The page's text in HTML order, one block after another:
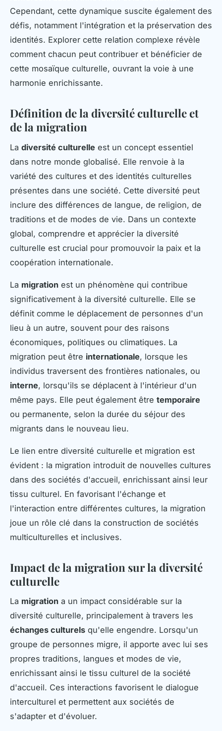
Cependant, cette dynamique suscite également des
défis, notamment l'intégration et la préservation des
identités. Explorer cette relation complexe révèle
comment chacun peut contribuer et bénéficier de
cette mosaïque culturelle, ouvrant la voie à une
harmonie enrichissante.
Définition de la diversité culturelle et
de la migration
La diversité culturelle est un concept essentiel
dans notre monde globalisé. Elle renvoie à la
variété des cultures et des identités culturelles
présentes dans une société. Cette diversité peut
inclure des différences de langue, de religion, de
traditions et de modes de vie. Dans un contexte
global, comprendre et apprécier la diversité
culturelle est crucial pour promouvoir la paix et la
coopération internationale.
La migration est un phénomène qui contribue
significativement à la diversité culturelle. Elle se
définit comme le déplacement de personnes d'un
lieu à un autre, souvent pour des raisons
économiques, politiques ou climatiques. La
migration peut être internationale, lorsque les
individus traversent des frontières nationales, ou
interne, lorsqu'ils se déplacent à l'intérieur d'un
même pays. Elle peut également être temporaire
ou permanente, selon la durée du séjour des
migrants dans le nouveau lieu.
Le lien entre diversité culturelle et migration est
évident : la migration introduit de nouvelles cultures
dans des sociétés d'accueil, enrichissant ainsi leur
tissu culturel. En favorisant l'échange et
l'interaction entre différentes cultures, la migration
joue un rôle clé dans la construction de sociétés
multiculturelles et inclusives.
Impact de la migration sur la diversité
culturelle
La migration a un impact considérable sur la
diversité culturelle, principalement à travers les
échanges culturels qu'elle engendre. Lorsqu'un
groupe de personnes migre, il apporte avec lui ses
propres traditions, langues et modes de vie,
enrichissant ainsi le tissu culturel de la société
d'accueil. Ces interactions favorisent le dialogue
interculturel et permettent aux sociétés de
s'adapter et d'évoluer.